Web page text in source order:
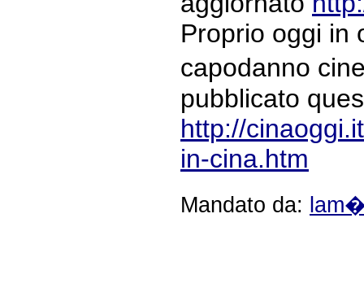
Proprio oggi in
capodanno
pubblicato
http://
in-cina.htm
Mandato da: